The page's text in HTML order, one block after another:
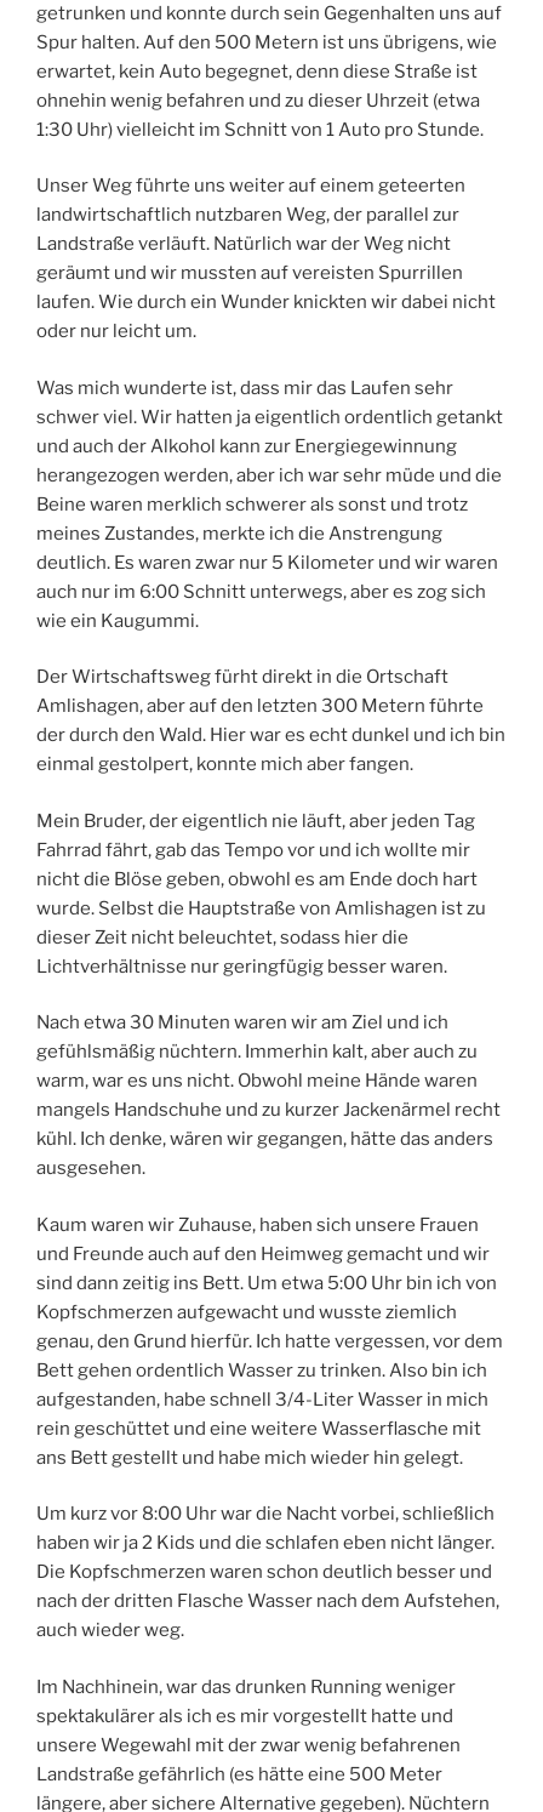
getrunken und konnte durch sein Gegenhalten uns auf
Spur halten. Auf den 500 Metern ist uns übrigens, wie
erwartet, kein Auto begegnet, denn diese Straße ist
ohnehin wenig befahren und zu dieser Uhrzeit (etwa
1:30 Uhr) vielleicht im Schnitt von 1 Auto pro Stunde.
Unser Weg führte uns weiter auf einem geteerten
landwirtschaftlich nutzbaren Weg, der parallel zur
Landstraße verläuft. Natürlich war der Weg nicht
geräumt und wir mussten auf vereisten Spurrillen
laufen. Wie durch ein Wunder knickten wir dabei nicht
oder nur leicht um.
Was mich wunderte ist, dass mir das Laufen sehr
schwer viel. Wir hatten ja eigentlich ordentlich getankt
und auch der Alkohol kann zur Energiegewinnung
herangezogen werden, aber ich war sehr müde und die
Beine waren merklich schwerer als sonst und trotz
meines Zustandes, merkte ich die Anstrengung
deutlich. Es waren zwar nur 5 Kilometer und wir waren
auch nur im 6:00 Schnitt unterwegs, aber es zog sich
wie ein Kaugummi.
Der Wirtschaftsweg fürht direkt in die Ortschaft
Amlishagen, aber auf den letzten 300 Metern führte
der durch den Wald. Hier war es echt dunkel und ich bin
einmal gestolpert, konnte mich aber fangen.
Mein Bruder, der eigentlich nie läuft, aber jeden Tag
Fahrrad fährt, gab das Tempo vor und ich wollte mir
nicht die Blöse geben, obwohl es am Ende doch hart
wurde. Selbst die Hauptstraße von Amlishagen ist zu
dieser Zeit nicht beleuchtet, sodass hier die
Lichtverhältnisse nur geringfügig besser waren.
Nach etwa 30 Minuten waren wir am Ziel und ich
gefühlsmäßig nüchtern. Immerhin kalt, aber auch zu
warm, war es uns nicht. Obwohl meine Hände waren
mangels Handschuhe und zu kurzer Jackenärmel recht
kühl. Ich denke, wären wir gegangen, hätte das anders
ausgesehen.
Kaum waren wir Zuhause, haben sich unsere Frauen
und Freunde auch auf den Heimweg gemacht und wir
sind dann zeitig ins Bett. Um etwa 5:00 Uhr bin ich von
Kopfschmerzen aufgewacht und wusste ziemlich
genau, den Grund hierfür. Ich hatte vergessen, vor dem
Bett gehen ordentlich Wasser zu trinken. Also bin ich
aufgestanden, habe schnell 3/4-Liter Wasser in mich
rein geschüttet und eine weitere Wasserflasche mit
ans Bett gestellt und habe mich wieder hin gelegt.
Um kurz vor 8:00 Uhr war die Nacht vorbei, schließlich
haben wir ja 2 Kids und die schlafen eben nicht länger.
Die Kopfschmerzen waren schon deutlich besser und
nach der dritten Flasche Wasser nach dem Aufstehen,
auch wieder weg.
Im Nachhinein, war das drunken Running weniger
spektakulärer als ich es mir vorgestellt hatte und
unsere Wegewahl mit der zwar wenig befahrenen
Landstraße gefährlich (es hätte eine 500 Meter
längere, aber sichere Alternative gegeben). Nüchtern